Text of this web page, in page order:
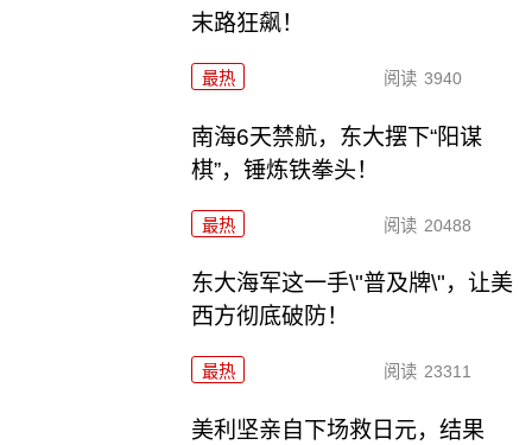
末路狂飙！
最热 阅读 3940
南海6天禁航，东大摆下“阳谋
棋”，锤炼铁拳头！
最热 阅读 20488
东大海军这一手\"普及牌\"，让美
西方彻底破防！
最热 阅读 23311
美利坚亲自下场救日元，结果